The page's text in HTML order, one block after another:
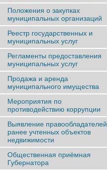
Положения о закупках
муниципальных организаций
Реестр государственных и
муниципальных услуг
Регламенты предоставления
муниципальных услуг
Продажа и аренда
муниципального имущества
Мероприятия по
противодействию коррупции
Выявление правообладателей
ранее учтенныx объектов
недвижимости
Общественная приёмная
Губернатора